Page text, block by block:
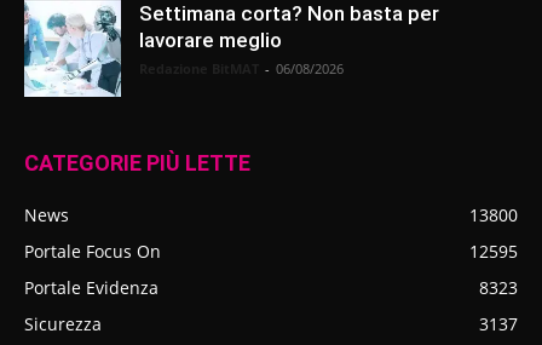
Settimana corta? Non basta per
lavorare meglio
- 06/08/2026
CATEGORIE PIÙ LETTE
News
13800
Portale Focus On
12595
Portale Evidenza
8323
Sicurezza
3137